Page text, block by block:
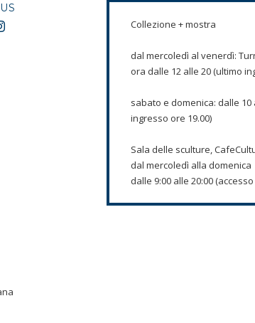
Collezione + mostra
dal mercoledì al venerdì:
ora dalle 12 alle 20 (ultimo
sabato e domenica: dalle 10
ingresso ore 19.00)
Sala delle sculture,
dal mercoledì alla domenica
dalle 9:00 alle 20:00